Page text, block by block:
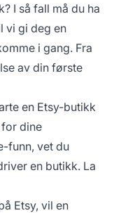
I så fall må du ha
vi gi deg en
i gang. Fra
av din første
en Etsy-butikk
dine
funn, vet du
en butikk. La
Etsy, vil en